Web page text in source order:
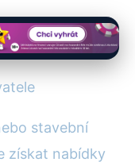
stavební
získat nabídky